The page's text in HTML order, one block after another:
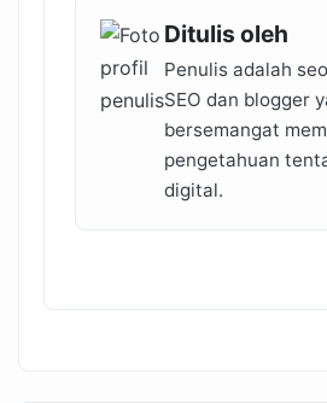
Ditulis oleh
Penulis adalah
SEO dan blogger
bersemangat
pengetahuan
digital.